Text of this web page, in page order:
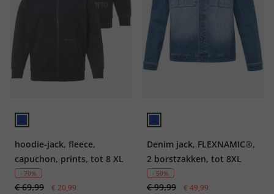
hoodie-jack, fleece,
capuchon, prints, tot 8 XL
- 70%
€ 69,99 € 20,99
Denim jack, FLEXNAMIC®,
2 borstzakken, tot 8XL
- 50%
€ 99,99 € 49,99